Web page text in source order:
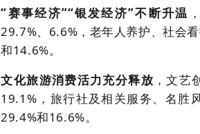
“赛事经济”“银发经济”不断升温
29.7%、6.6%，老年人养护、社会
和14.6%。
文化旅游消费活力充分释放 ，文艺
19.1%，旅行社及相关服务、名胜
29.4%和16.6%。